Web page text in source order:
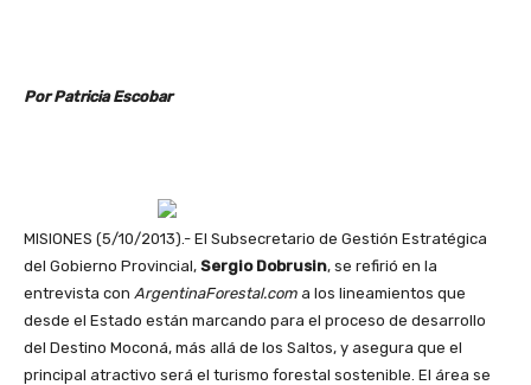
Por Patricia Escobar
MISIONES (5/10/2013).- El Subsecretario de Gestión Estratégica
del Gobierno Provincial, Sergio Dobrusin, se refirió en la
entrevista con ArgentinaForestal.com a los lineamientos que
desde el Estado están marcando para el proceso de desarrollo
del Destino Moconá, más allá de los Saltos, y asegura que el
principal atractivo será el turismo forestal sostenible. El área se